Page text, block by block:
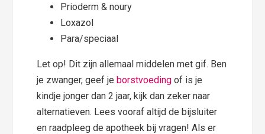
Prioderm & noury
Loxazol
Para/speciaal
Let op! Dit zijn allemaal middelen met gif. Ben
je zwanger, geef jeborstvoeding of is je
kindje jonger dan 2 jaar, kijk dan zeker naar
alternatieven. Lees vooraf altijd de bijsluiter
en raadpleeg de apotheek bij vragen! Als er